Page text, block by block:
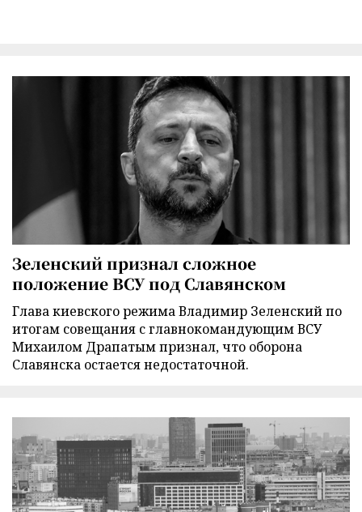
Зеленский признал сложное
положение ВСУ под Славянском
Глава киевского режима Владимир Зеленский по
итогам совещания с главнокомандующим ВСУ
Михаилом Драпатым признал, что оборона
Славянска остается недостаточной.